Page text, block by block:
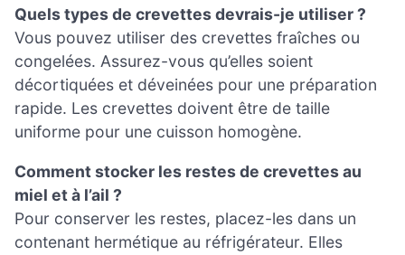
Quels types de crevettes devrais-je utiliser ?
Vous pouvez utiliser des crevettes fraîches ou
congelées. Assurez-vous qu’elles soient
décortiquées et déveinées pour une préparation
rapide. Les crevettes doivent être de taille
uniforme pour une cuisson homogène.
Comment stocker les restes de crevettes au
miel et à l’ail ?
Pour conserver les restes, placez-les dans un
contenant hermétique au réfrigérateur. Elles